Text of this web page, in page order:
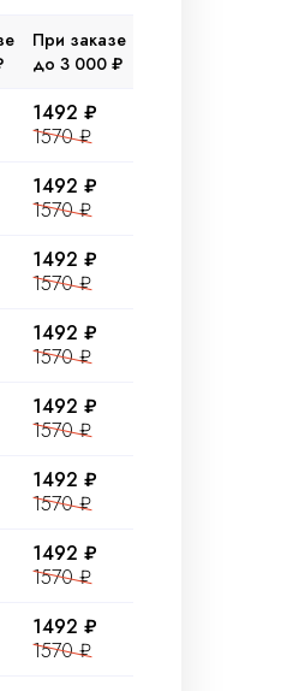
При заказе
до 3 000 ₽
1492 ₽
1570 ₽
1492 ₽
1570 ₽
1492 ₽
1570 ₽
1492 ₽
1570 ₽
1492 ₽
1570 ₽
1492 ₽
1570 ₽
1492 ₽
1570 ₽
1492 ₽
1570 ₽